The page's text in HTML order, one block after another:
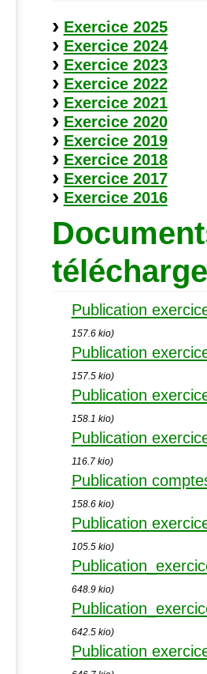
Exercice 2025
Exercice 2024
Exercice 2023
Exercice 2022
Exercice 2021
Exercice 2020
Exercice 2019
Exercice 2018
Exercice 2017
Exercice 2016
Publication
157.6 kio)
Publication
157.5 kio)
Publication
158.1 kio)
Publication
116.7 kio)
Publication
158.6 kio)
Publication
105.5 kio)
648.9 kio)
642.5 kio)
Publication